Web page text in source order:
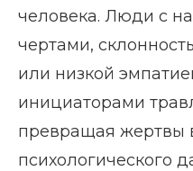
человека. Люди с
чертами,
или низкой
инициаторами
превращая жертвы
психологического